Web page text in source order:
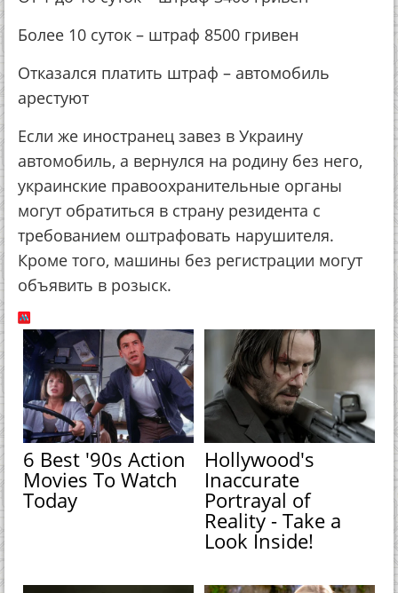
Более 10 суток – штраф 8500 гривен
Отказался платить штраф – автомобиль
арестуют
Если же иностранец завез в Украину
автомобиль, а вернулся на родину без него,
украинские правоохранительные органы
могут обратиться в страну резидента с
требованием оштрафовать нарушителя.
Кроме того, машины без регистрации могут
объявить в розыск.
6 Best '90s Action
Movies To Watch
Today
Hollywood's
Inaccurate
Portrayal of
Reality - Take a
Look Inside!